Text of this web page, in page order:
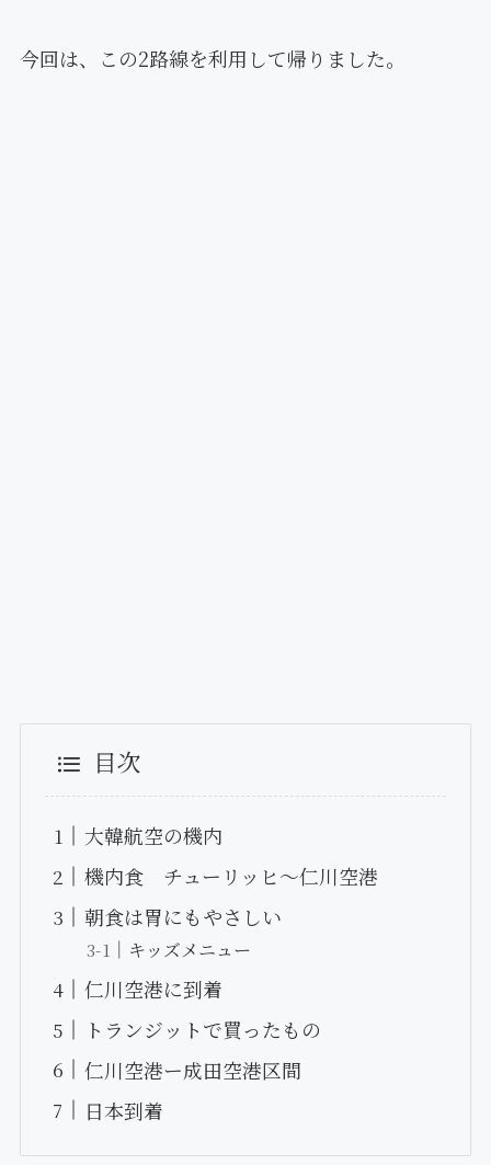
今回は、この2路線を利用して帰りました。
目次
大韓航空の機内
機内食 チューリッヒ〜仁川空港
朝食は胃にもやさしい
キッズメニュー
仁川空港に到着
トランジットで買ったもの
仁川空港ー成田空港区間
日本到着